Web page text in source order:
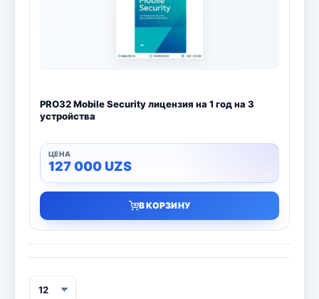
PRO32
Dr.Web 4
Jivo 3
3
PRO32 Mobile Security лицензия на 1 год на 3
устройства
127 000UZS
В КОРЗИНУ